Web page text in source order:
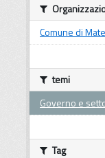
Comune di
temi
Governo e
Tag